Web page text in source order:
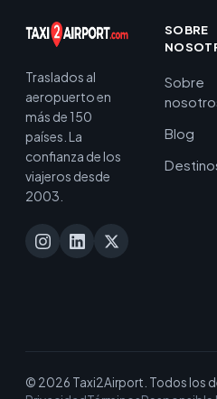
Traslados al
aeropuerto en
más de 150
países. La
confianza de los
viajeros desde
2003.
SOBRE
Sobre
Blog
© 2026 Taxi2Airport. Todos los